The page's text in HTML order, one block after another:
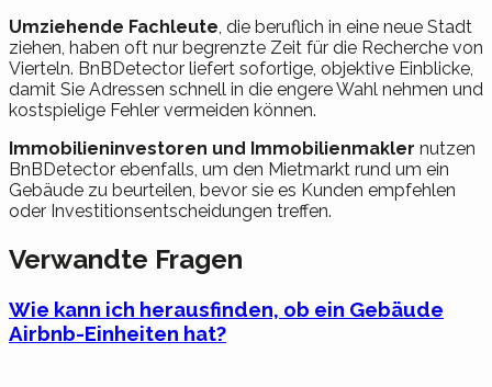
Umziehende Fachleute, die beruflich in eine neue Stadt
ziehen, haben oft nur begrenzte Zeit für die Recherche von
Vierteln. BnBDetector liefert sofortige, objektive Einblicke,
damit Sie Adressen schnell in die engere Wahl nehmen und
kostspielige Fehler vermeiden können.
Immobilieninvestoren und Immobilienmakler nutzen
BnBDetector ebenfalls, um den Mietmarkt rund um ein
Gebäude zu beurteilen, bevor sie es Kunden empfehlen
oder Investitionsentscheidungen treffen.
Verwandte Fragen
Wie kann ich herausfinden, ob ein Gebäude
Airbnb-Einheiten hat?